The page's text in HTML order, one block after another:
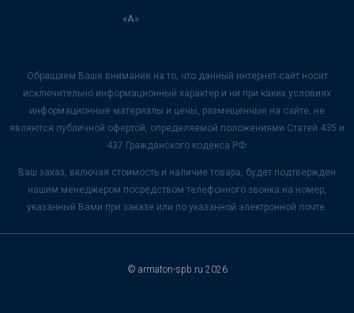
«А»
Обращаем Ваше внимание на то, что данный интернет-сайт носит
исключительно информационный характер и ни при каких условиях
информационные материалы и цены, размещенные на сайте, не
являются публичной офертой, определяемой положениями Статей 435 и
437 Гражданского кодекса РФ.
Ваш заказ, включая стоимость и наличие товара, будет подтвержден
нашим менеджером посредством телефонного звонка на номер,
указанный Вами при заказе или по указанной электронной почте.
© armaton-spb.ru 2026